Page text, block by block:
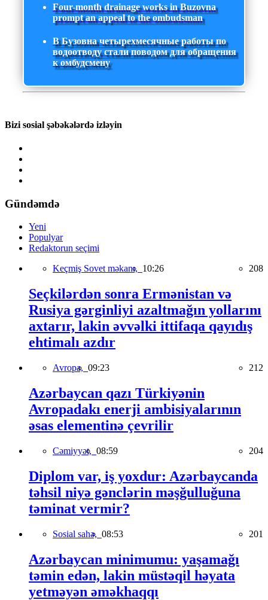
Four-month drainage works in Buzovna
prompt an appeal to the ombudsman
В Бузовна четырехмесячные работы по
водоотводу стали поводом для обращения
к омбудсмену
Bizi sosial şəbəkələrdə izləyin
Gündəmdə
Yeni
Populyar
Redaktorun seçimi
Keçmiş Sovet məkanı, 10:26 208
Seçkilərdən sonra Ermənistan və
Rusiya gərginliyi azaltmağın yollarını
axtarır, lakin əvvəlki ittifaqa qayıdış
ehtimalı azdır
Avropa, 09:23 212
Azərbaycan qazı Türkiyənin
Avropadakı enerji ambisiyalarının
əsas elementinə çevrilir
Cəmiyyət, 08:59 204
Diplom var, iş yoxdur: Azərbaycanda
təhsil niyə gənclərin məşğulluğuna
təminat vermir?
Sosial sahə, 08:53 201
Azərbaycan minimumu: yaşamağı
təmin edən, lakin müstəqil həyata
yetməyən əməkhaqqı